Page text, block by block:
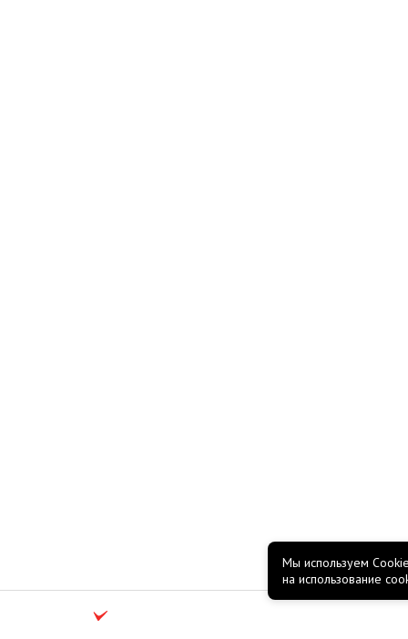
Мы используем
на использование